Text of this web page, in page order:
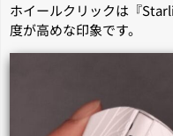
ホイールクリックは『
度が高めな印象です。